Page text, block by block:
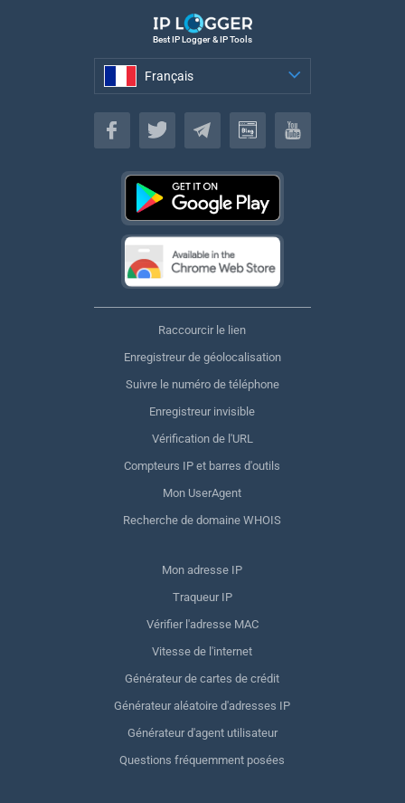
Best IP Logger & IP Tools
Français
Français
Raccourcir le lien
Enregistreur de géolocalisation
Suivre le numéro de téléphone
Enregistreur invisible
Vérification de l'URL
Compteurs IP et barres d'outils
Mon UserAgent
Recherche de domaine WHOIS
Mon adresse IP
Traqueur IP
Vérifier l'adresse MAC
Vitesse de l'internet
Générateur de cartes de crédit
Générateur aléatoire d'adresses IP
Générateur d'agent utilisateur
Questions fréquemment posées